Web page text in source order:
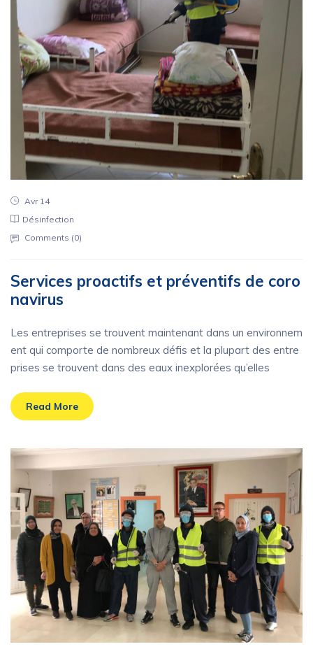
Avr 14
Désinfection
Comments (0)
Services proactifs et préventifs de coro
navirus
Les entreprises se trouvent maintenant dans un environnem
ent qui comporte de nombreux défis et la plupart des entre
prises se trouvent dans des eaux inexplorées qu’elles
Read More